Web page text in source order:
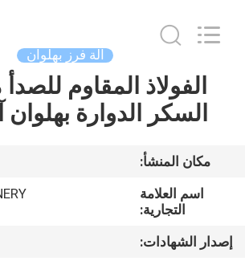
مسكن
عرض
الافتراضي
آلة فرز بهلوان
الفولاذ المقاوم
السكر الدوارة بهلوان
مكان المنشأ:
اسم العلامة
التجارية:
إصدار الشهادات: